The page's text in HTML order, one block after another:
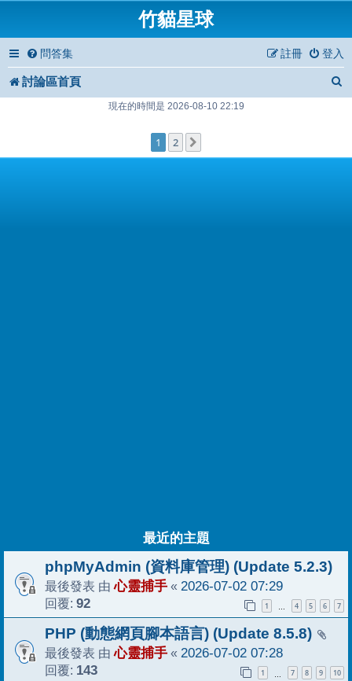
竹貓星球
問答集 登入
註冊
討論區首頁
現在的時間是 2026-08-10 22:19
1 2
最近的主題
phpMyAdmin (資料庫管理) (Update 5.2.3)
最後發表 由心靈捕手 « 2026-07-02 07:29
回覆: 92 1 … 4 5 6 7
PHP (動態網頁腳本語言) (Update 8.5.8)
最後發表 由心靈捕手 « 2026-07-02 07:28
回覆: 143 1 7 8 9 10